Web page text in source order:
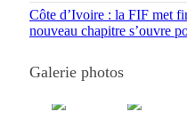
Côte d’Ivoire : la FIF met
nouveau chapitre s’ouvre
Galerie photos